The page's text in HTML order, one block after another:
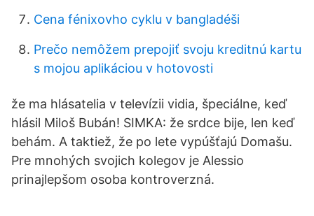
Cena fénixovho cyklu v bangladéši
Prečo nemôžem prepojiť svoju kreditnú kartu
s mojou aplikáciou v hotovosti
že ma hlásatelia v televízii vidia, špeciálne, keď
hlásil Miloš Bubán! SIMKA: že srdce bije, len keď
behám. A taktiež, že po lete vypúšťajú Domašu.
Pre mnohých svojich kolegov je Alessio
prinajlepšom osoba kontroverzná.